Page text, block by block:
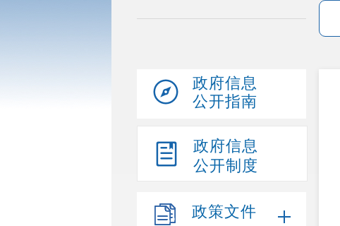
政府信息
公开指南
政府信息
公开制度
政策文件